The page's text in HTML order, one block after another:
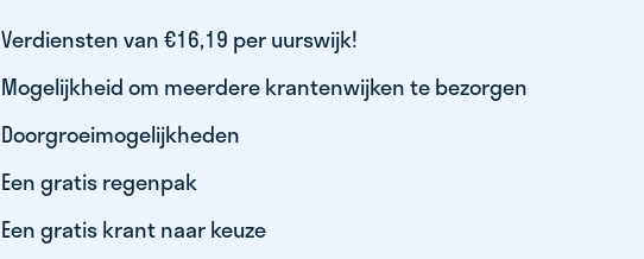
Verdiensten van €16,19 per uurswijk!
Mogelijkheid om meerdere krantenwijken te bezorgen
Doorgroeimogelijkheden
Een gratis regenpak
Een gratis krant naar keuze